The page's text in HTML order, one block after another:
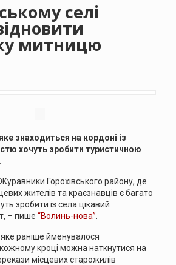
селі
митницю
знаходиться на кордоні із
хочуть зробити туристичною
Горохівського району, де
жителів та краєзнавців є багато
зробити із села цікавий
– пише“Волинь-нова”
раніше йменувалося
кроці можна наткнутися на
місцевих старожилів